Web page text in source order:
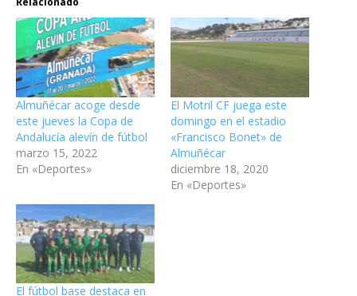
Almuñécar acoge desde
este jueves la Copa de
Andalucía alevín de fútbol
marzo 15, 2022
En «Deportes»
El Motril CF juega este
domingo en el estadio
«Francisco Bonet» de
Almuñécar
diciembre 18, 2020
En «Deportes»
El fútbol base destaca en